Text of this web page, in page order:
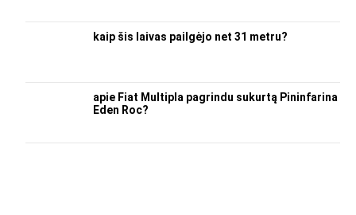
kaip šis laivas pailgėjo net 31 metru?
apie Fiat Multipla pagrindu sukurtą Pininfarina
Eden Roc?